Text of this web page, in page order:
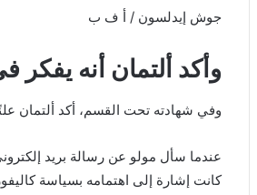
جوش إيدلسون / أ ف ب
وأكد ألتمان أنه يفكر
وفي شهادته تحت القسم، أكد ألتمان
كانت إشارة إلى اهتمامه بسياسة